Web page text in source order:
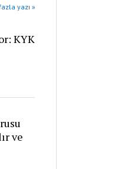
yazı »
KYK
ve